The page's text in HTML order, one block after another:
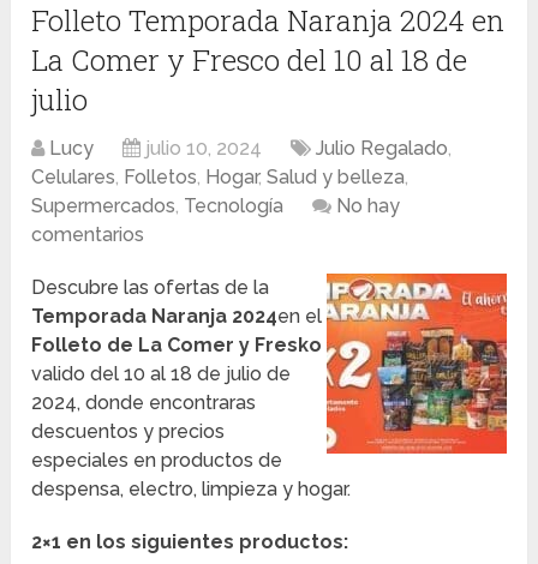
Folleto Temporada Naranja 2024 en
La Comer y Fresco del 10 al 18 de
julio
Lucy julio 10, 2024 Julio Regalado,
Celulares, Folletos, Hogar,Salud y belleza,
Supermercados, Tecnología
No hay
comentarios
Descubre las ofertas de la
Temporada Naranja 2024en el
Folleto de La Comer y Fresko
valido del 10 al 18 de julio de
2024, donde encontraras
descuentos y precios
especiales en productos de
despensa, electro, limpieza y hogar.
2×1 en los siguientes productos: